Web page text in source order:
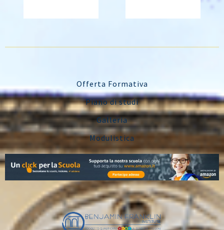
Offerta Formativa
Piano di studi
Galleria
Modulistica